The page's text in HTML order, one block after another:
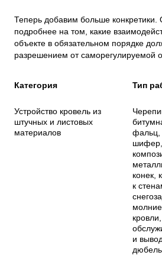
Теперь добавим больше конкретики.
подробнее на том, какие
объекте в обязательном порядке
разрешением от саморегулируемой
Категория Тип
Устройство кровель из
штучных и листовых
материалов
фальц,
шифер,
конек,
к
и